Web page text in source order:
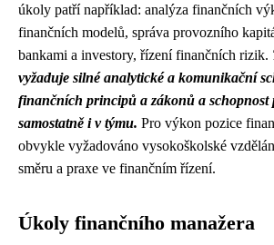
úkoly patří například: analýza finančních
finančních modelů, správa provozního
bankami a investory, řízení finančních rizik.
vyžaduje silné analytické a komunikační
finančních principů a zákonů a schopnost
samostatně i v týmu. Pro výkon pozice
obvykle vyžadováno vysokoškolské
směru a praxe ve finančním řízení.
Úkoly finančního manažera